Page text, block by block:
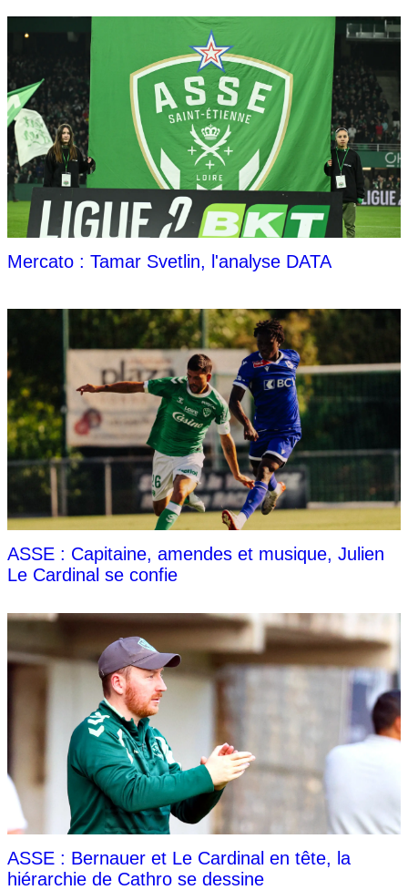
Mercato : Tamar Svetlin, l'analyse DATA
ASSE : Capitaine, amendes et musique, Julien
Le Cardinal se confie
ASSE : Bernauer et Le Cardinal en tête, la
hiérarchie de Cathro se dessine